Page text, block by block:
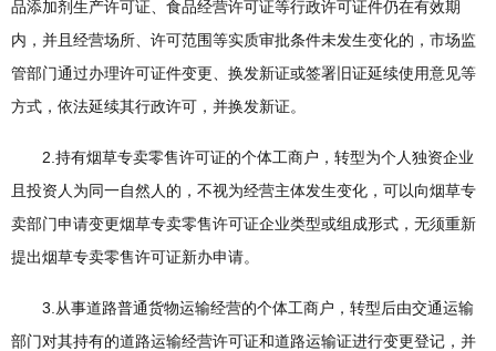
品添加剂生产许可证、食品经营许可证等行政许可证件仍在有效期
内，并且经营场所、许可范围等实质审批条件未发生变化的，市场监
管部门通过办理许可证件变更、换发新证或签署旧证延续使用意见等
方式，依法延续其行政许可，并换发新证。
2.持有烟草专卖零售许可证的个体工商户，转型为个人独资企业
且投资人为同一自然人的，不视为经营主体发生变化，可以向烟草专
卖部门申请变更烟草专卖零售许可证企业类型或组成形式，无须重新
提出烟草专卖零售许可证新办申请。
3.从事道路普通货物运输经营的个体工商户，转型后由交通运输
部门对其持有的道路运输经营许可证和道路运输证进行变更登记，并